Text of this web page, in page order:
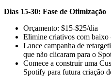
Dias 15-30: Fase de Otimização
Orçamento: $15-$25/dia
Elimine criativos com baixo
Lance campanha de
que não clicaram para o
Comece a construir uma
Spotify para futura criação